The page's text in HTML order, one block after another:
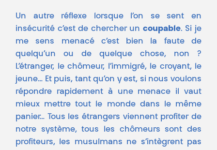
Un autre réflexe lorsque l’on se sent en
insécurité c’est de chercher un coupable. Si je
me sens menacé c’est bien la faute de
quelqu’un ou de quelque chose, non ?
L’étranger, le chômeur, l’immigré, le croyant, le
jeune… Et puis, tant qu’on y est, si nous voulons
répondre rapidement à une menace il vaut
mieux mettre tout le monde dans le même
panier… Tous les étrangers viennent profiter de
notre système, tous les chômeurs sont des
profiteurs, les musulmans ne s’intègrent pas